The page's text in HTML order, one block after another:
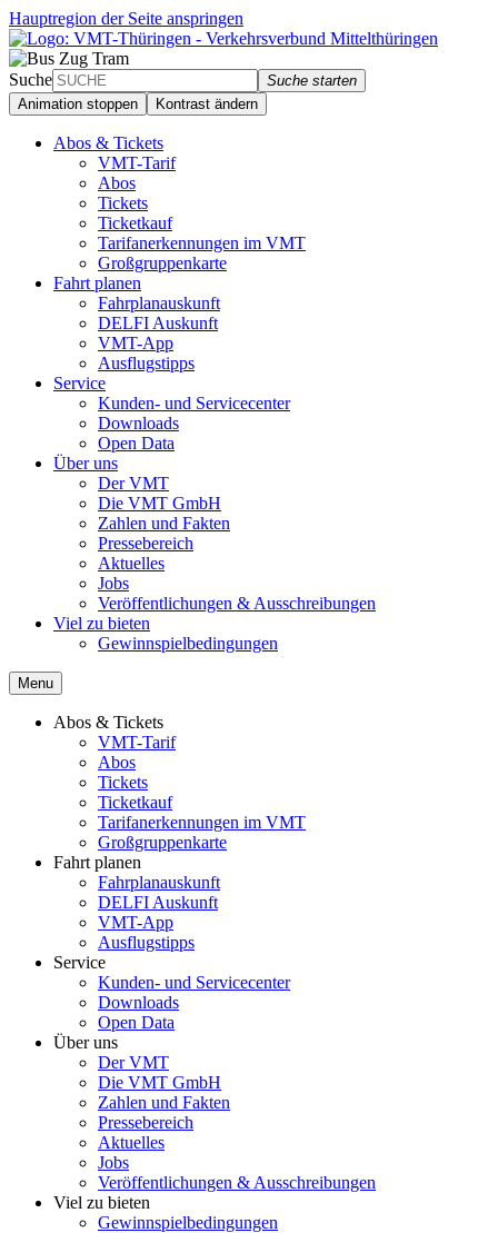
Hauptregion der Seite anspringen
Suche
Suche starten
Animation stoppen
Kontrast ändern
Abos & Tickets
VMT-Tarif
Abos
Tickets
Ticketkauf
Tarifanerkennungen im VMT
Großgruppenkarte
Fahrt planen
Fahrplanauskunft
DELFI Auskunft
VMT-App
Ausflugstipps
Service
Kunden- und Servicecenter
Downloads
Open Data
Über uns
Der VMT
Die VMT GmbH
Zahlen und Fakten
Pressebereich
Aktuelles
Jobs
Veröffentlichungen & Ausschreibungen
Viel zu bieten
Gewinnspielbedingungen
Menu
Abos & Tickets
VMT-Tarif
Abos
Tickets
Ticketkauf
Tarifanerkennungen im VMT
Großgruppenkarte
Fahrt planen
Fahrplanauskunft
DELFI Auskunft
VMT-App
Ausflugstipps
Service
Kunden- und Servicecenter
Downloads
Open Data
Über uns
Der VMT
Die VMT GmbH
Zahlen und Fakten
Pressebereich
Aktuelles
Jobs
Veröffentlichungen & Ausschreibungen
Viel zu bieten
Gewinnspielbedingungen